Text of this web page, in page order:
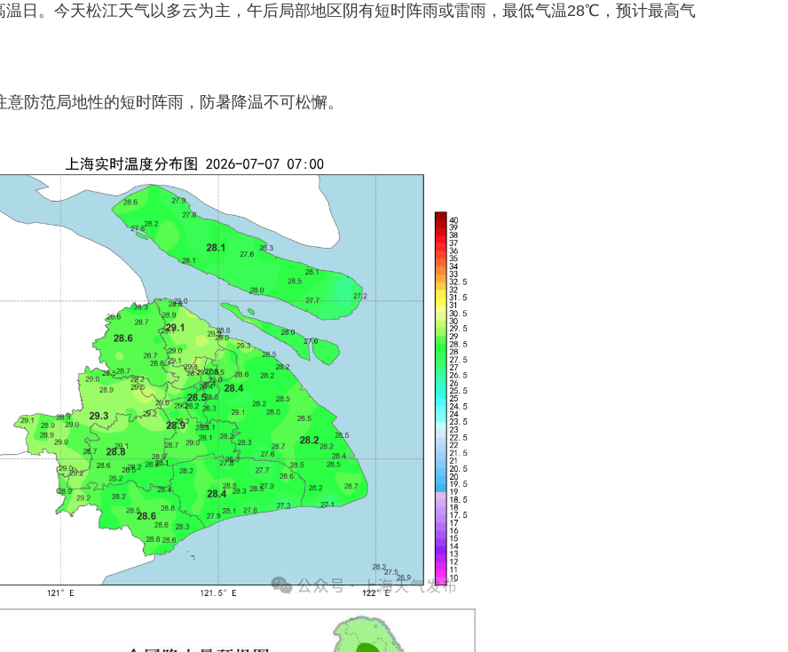
。今天松江天气以多云为主，午后局部地区阴有短时阵雨或雷雨，最低气温28℃，预计最高气
范局地性的短时阵雨，防暑降温不可松懈。